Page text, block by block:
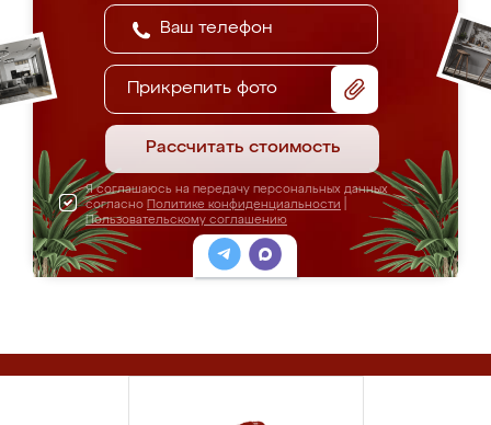
Прикрепить фото
Рассчитать стоимость
Я соглашаюсь на передачу персональных данных
согласно Политике конфиденциальности
Пользовательскому соглашению